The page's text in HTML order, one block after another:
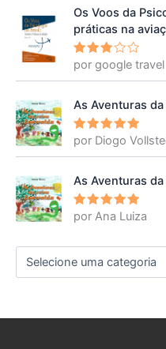
Os Voos da
práticas na
Avalia
ção3
por google travel
As Aventuras
Avaliação
5
por Diogo
As Aventuras
Avaliação
5
por Ana Luiza